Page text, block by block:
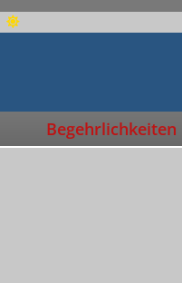
Begehrlichkeiten